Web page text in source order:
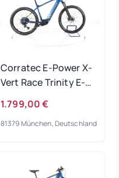
Corratec E-Power X-
Vert Race Trinity E-
1.799,00 €
81379 München, Deutschland